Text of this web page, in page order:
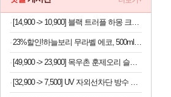
[14,900 -> 10,900] 블랙 트러플 하몽 크래커 40개입
23%할인!하늘보리 무라벨 에코, 500ml, 20개
[49,900 -> 23,900] 목우촌 훈제오리 슬라이스 210g x 6개
[32,900 -> 7,500] UV 자외선차단 방수 방풍 양우산